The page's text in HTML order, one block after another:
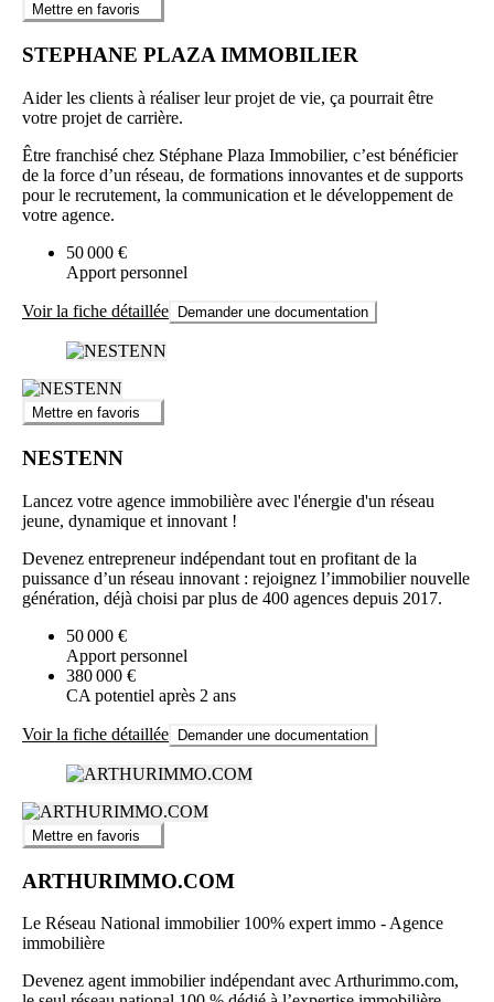
Mettre en favoris
STEPHANE PLAZA IMMOBILIER
Aider les clients à réaliser leur projet de vie, ça pourrait être
votre projet de carrière.
Être franchisé chez Stéphane Plaza Immobilier, c’est bénéficier
de la force d’un réseau, de formations innovantes et de supports
pour le recrutement, la communication et le développement de
votre agence.
50 000 €
Apport personnel
Voir la fiche détaillée Demander une documentation
Mettre en favoris
NESTENN
Lancez votre agence immobilière avec l'énergie d'un réseau
jeune, dynamique et innovant !
Devenez entrepreneur indépendant tout en profitant de la
puissance d’un réseau innovant : rejoignez l’immobilier nouvelle
génération, déjà choisi par plus de 400 agences depuis 2017.
50 000 €
Apport personnel
380 000 €
CA potentiel après 2 ans
Voir la fiche détaillée Demander une documentation
Mettre en favoris
ARTHURIMMO.COM
Le Réseau National immobilier 100% expert immo - Agence
immobilière
Devenez agent immobilier indépendant avec Arthurimmo.com,